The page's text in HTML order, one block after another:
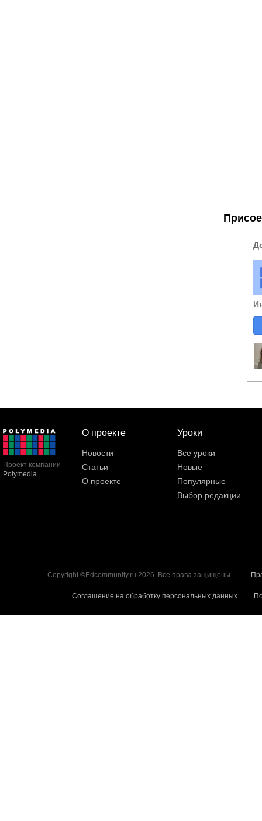
Проект компании
Polymedia
О проекте
Новости
Статьи
О проекте
Уроки
Все уроки
Новые
Популярные
Выбор редакции
Copyright ©Edcommunity.ru 2026. Все права защищены.
Соглашение на обработку персональных данных